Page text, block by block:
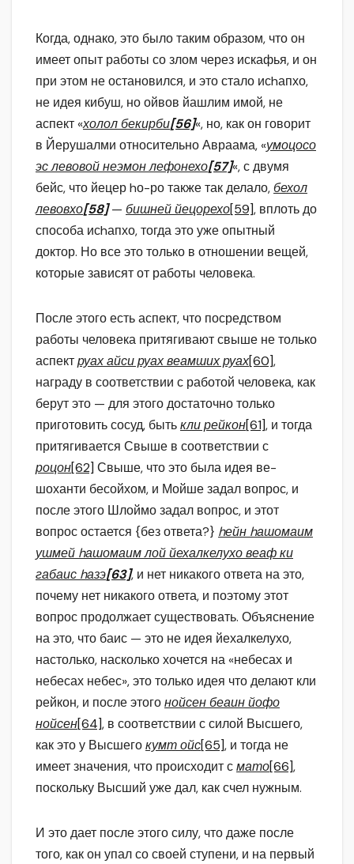
Когда, однако, это было таким образом, что он
имеет опыт работы со злом через искафья, и он
при этом не остановился, и это стало исhапхо,
не идея кибуш, но ойвов йашлим имой, не
аспект «холол бекирби[56]«, но, как он говорит
в Йерушалми относительно Авраама, «умоцосо
эс левовой неэмон лефонехо[57]«, с двумя
бейс, что йецер hо-ро также так делало,бехол
левовхо[58]— бишней йецорехо[59], вплоть до
способа исhапхо, тогда это уже опытный
доктор. Но все это только в отношении вещей,
которые зависят от работы человека.
После этого есть аспект, что посредством
работы человека притягивают свыше не только
аспектруах айси руах веамших руах[60],
награду в соответствии с работой человека, как
берут это — для этого достаточно только
приготовить сосуд, бытькли рейкон[61], и тогда
притягивается Свыше в соответствии с
роцон[62] Свыше, что это была идея ве-
шоханти бесойхом, и Мойше задал вопрос, и
после этого Шлоймо задал вопрос, и этот
вопрос остается {без ответа?} hейн hашомаим
ушмей hашомаим лой йехалкелухо веаф ки
габаис hазэ[63], и нет никакого ответа на это,
почему нет никакого ответа, и поэтому этот
вопрос продолжает существовать. Объяснение
на это, что баис — это не идея йехалкелухо,
настолько, насколько хочется на «небесах и
небесах небес», это только идея что делают кли
рейкон, и после этогонойсен беаин йофо
нойсен[64], в соответствии с силой Высшего,
как это у Высшегокумт ойс[65], и тогда не
имеет значения, что происходит смато[66],
поскольку Высший уже дал, как счел нужным.
И это дает после этого силу, что даже после
того, как он упал со своей ступени, и на первый